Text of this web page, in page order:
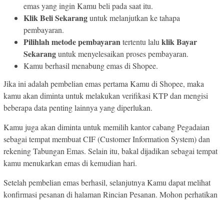
emas yang ingin Kamu beli pada saat itu.
Klik Beli Sekaranguntuk melanjutkan ke tahapa
pembayaran.
Pilihlah metode pembayarantertentu laluklik Bayar
Sekaranguntuk menyelesaikan proses pembayaran.
Kamu berhasil menabung emas di Shopee.
Jika ini adalah pembelian emas pertama Kamu di Shopee, maka
kamu akan diminta untuk melakukan verifikasi KTP dan mengisi
beberapa data penting lainnya yang diperlukan.
Kamu juga akan diminta untuk memilih kantor cabang Pegadaian
sebagai tempat membuat CIF (Customer Information System) dan
rekening Tabungan Emas. Selain itu, bakal dijadikan sebagai tempat
kamu menukarkan emas di kemudian hari.
Setelah pembelian emas berhasil, selanjutnya Kamu dapat melihat
konfirmasi pesanan di halaman Rincian Pesanan. Mohon perhatikan